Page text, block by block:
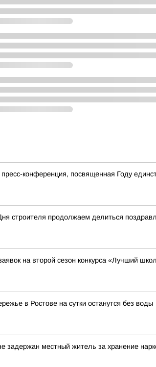
конференция, посвященная Году
строителя продолжаем делиться
на второй сезон конкурса «Лучший
в Ростове на сутки останутся без воды
задержан местный житель за хранение